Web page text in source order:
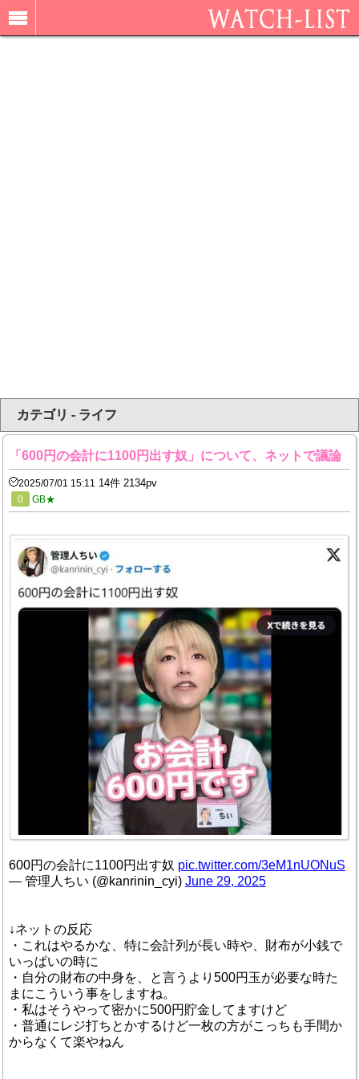
カテゴリ - ライフ
「600円の会計に1100円出す奴」について、ネットで議論
2025/07/01 15:11 14件 2134pv
0 GB★
600円の会計に1100円出す奴 pic.twitter.com/3eM1nUONuS
— 管理人ちい (@kanrinin_cyi) June 29, 2025
↓ネットの反応
・これはやるかな、特に会計列が長い時や、財布が小銭で
いっぱいの時に
・自分の財布の中身を、と言うより500円玉が必要な時た
まにこういう事をしますね。
・私はそうやって密かに500円貯金してますけど
・普通にレジ打ちとかするけど一枚の方がこっちも手間か
からなくて楽やねん